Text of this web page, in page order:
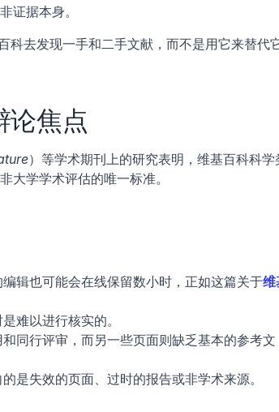
证据本身。
去发现一手和二手文献，而不是用它来替代
论焦点
）等学术期刊上的研究表明，维基百科科学
大学学术评估的唯一标准。
辑也可能会在线保留数小时，正如这篇关于维
难以进行核实的。
同行评审，而另一些页面则缺乏基本的参考文
是失效的页面、过时的报告或非学术来源。